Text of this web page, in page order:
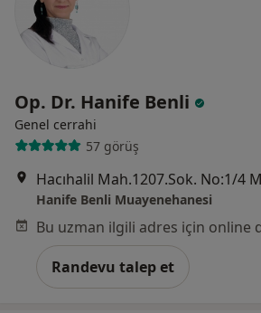
Op. Dr. Hanife Benli
Genel cerrahi
57 görüş
Hanife Benli Muayenehanesi
Randevu talep et